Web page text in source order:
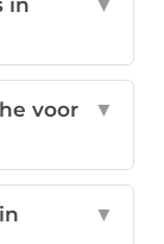
in
▼
voor
▼
▼